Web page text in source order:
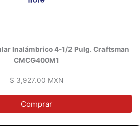
Inalámbrico 4-1/2 Pulg. Craftsman
CMCG400M1
$ 3,927.00 MXN
Comprar